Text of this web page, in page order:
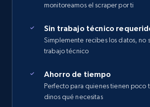
monitoreamos el scraper por ti
Sin trabajo técnico
Simplemente recibes los datos, no
trabajo técnico
Ahorro de tiempo
Perfecto para quienes tienen poco
dinos qué necesitas